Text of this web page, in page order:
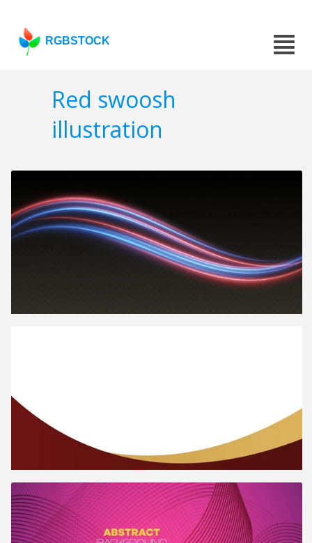
RGBSTOCK
Red swoosh
illustration